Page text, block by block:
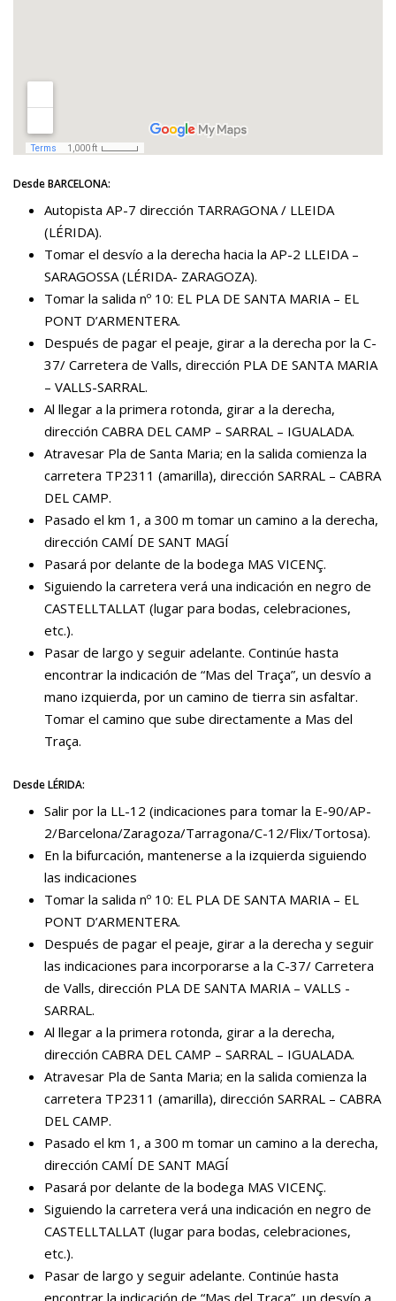
Desde BARCELONA:
Autopista AP-7 dirección TARRAGONA / LLEIDA
(LÉRIDA).
Tomar el desvío a la derecha hacia la AP-2 LLEIDA –
SARAGOSSA (LÉRIDA- ZARAGOZA).
Tomar la salida nº 10: EL PLA DE SANTA MARIA – EL
PONT D’ARMENTERA.
Después de pagar el peaje, girar a la derecha por la C-
37/ Carretera de Valls, dirección PLA DE SANTA MARIA
– VALLS-SARRAL.
Al llegar a la primera rotonda, girar a la derecha,
dirección CABRA DEL CAMP – SARRAL – IGUALADA.
Atravesar Pla de Santa Maria; en la salida comienza la
carretera TP2311 (amarilla), dirección SARRAL – CABRA
DEL CAMP.
Pasado el km 1, a 300 m tomar un camino a la derecha,
dirección CAMÍ DE SANT MAGÍ
Pasará por delante de la bodega MAS VICENÇ.
Siguiendo la carretera verá una indicación en negro de
CASTELLTALLAT (lugar para bodas, celebraciones,
etc.).
Pasar de largo y seguir adelante. Continúe hasta
encontrar la indicación de “Mas del Traça”, un desvío a
mano izquierda, por un camino de tierra sin asfaltar.
Tomar el camino que sube directamente a Mas del
Traça.
Desde LÉRIDA:
Salir por la LL-12 (indicaciones para tomar la E-90/AP-
2/Barcelona/Zaragoza/Tarragona/C-12/Flix/Tortosa).
En la bifurcación, mantenerse a la izquierda siguiendo
las indicaciones
Tomar la salida nº 10: EL PLA DE SANTA MARIA – EL
PONT D’ARMENTERA.
Después de pagar el peaje, girar a la derecha y seguir
las indicaciones para incorporarse a la C-37/ Carretera
de Valls, dirección PLA DE SANTA MARIA – VALLS -
SARRAL.
Al llegar a la primera rotonda, girar a la derecha,
dirección CABRA DEL CAMP – SARRAL – IGUALADA.
Atravesar Pla de Santa Maria; en la salida comienza la
carretera TP2311 (amarilla), dirección SARRAL – CABRA
DEL CAMP.
Pasado el km 1, a 300 m tomar un camino a la derecha,
dirección CAMÍ DE SANT MAGÍ
Pasará por delante de la bodega MAS VICENÇ.
Siguiendo la carretera verá una indicación en negro de
CASTELLTALLAT (lugar para bodas, celebraciones,
etc.).
Pasar de largo y seguir adelante. Continúe hasta
encontrar la indicación de “Mas del Traça”, un desvío a